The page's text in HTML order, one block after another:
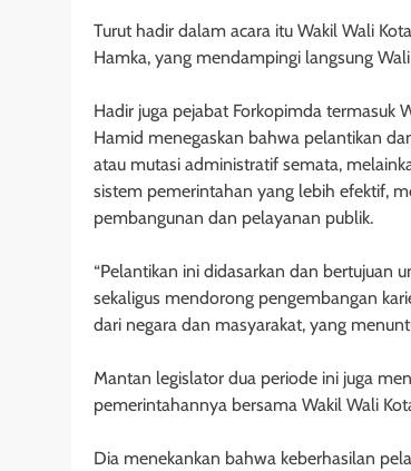
Turut hadir dalam acara itu Wakil Wali
Hamka, yang mendampingi langsung
Hadir juga pejabat Forkopimda termasuk
Hamid menegaskan bahwa pelantikan
atau mutasi administratif semata,
sistem pemerintahan yang lebih efektif,
pembangunan dan pelayanan publik.
“Pelantikan ini didasarkan dan bertujuan
sekaligus mendorong pengembangan
dari negara dan masyarakat, yang
Mantan legislator dua periode ini juga
pemerintahannya bersama Wakil Wali
Dia menekankan bahwa keberhasilan